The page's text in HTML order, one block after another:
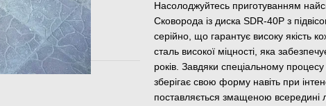
Насолоджуйтесь приготуванням
Сковорода із диска SDR-40P з
серійно, що гарантує високу якість
сталь високої міцності, яка
років. Завдяки спеціальному
зберігає свою форму навіть при
поставляється змащеною всередині